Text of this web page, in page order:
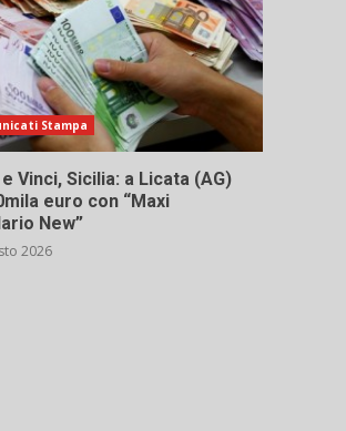
Stampa
Vinci, Sicilia: a Licata (AG)
euro con “Maxi
New”
2026